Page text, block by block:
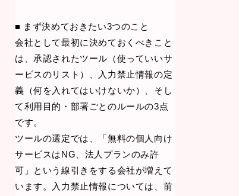
■ まず決めておきたい3つのこと
会社として最初に決めておくべきこと
は、承認されたツール（使っていいサ
ービスのリスト）、入力禁止情報の定
義（何を入れてはいけないか）、そし
て利用目的・部署ごとのルールの3点
です。
ツールの選定では、「無料の個人向け
サービスはNG、法人プランのみ許
可」という線引きをする会社が増えて
います。入力禁止情報については、前